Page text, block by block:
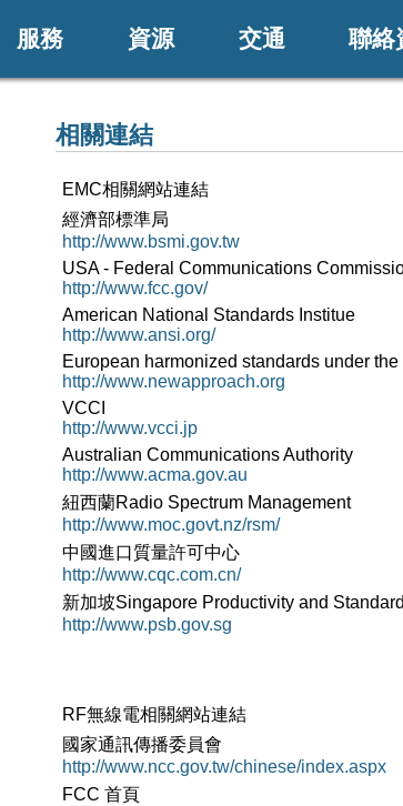
服務 資源 交通 聯絡
相關連結
EMC相關網站連結
經濟部標準局
http://www.bsmi.gov.tw
USA - Federal Communications
http://www.fcc.gov/
American National Standards Institue
http://www.ansi.org/
European harmonized standards under
http://www.newapproach.org
VCCI
http://www.vcci.jp
Australian Communications Authority
http://www.acma.gov.au
紐西蘭Radio Spectrum Management
http://www.moc.govt.nz/rsm/
中國進口質量許可中心
http://www.cqc.com.cn/
新加坡Singapore Productivity and
http://www.psb.gov.sg
RF無線電相關網站連結
國家通訊傳播委員會
http://www.ncc.gov.tw/chinese/index.aspx
FCC 首頁